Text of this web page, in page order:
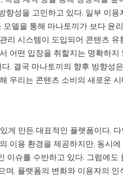
향성을 고민하고 있다. 일부 이용
델을 통해 마나토끼가 보다 윤
리 시스템이 도입되어 콘텐츠 유
어떤 입장을 취할지는 명확하지
. 결국 마나토끼의 향후 방향성
우리는 콘텐츠 소비의 새로운
게 만든 대표적인 플랫폼이다.
이용 환경을 제공하지만, 동시에
이슈를 수반하고 있다. 그럼에도
며, 플랫폼의 변화와 이용자의 인